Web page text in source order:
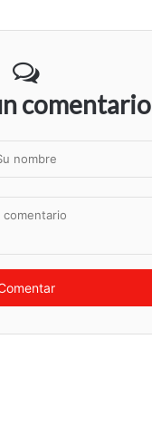
comentario